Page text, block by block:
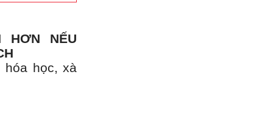
HƠN NẾU
hóa học, xà